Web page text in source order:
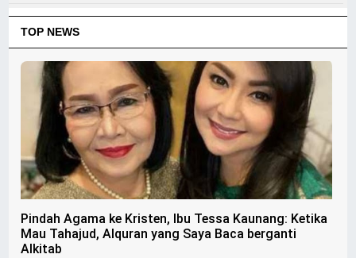
TOP NEWS
Pindah Agama ke Kristen, Ibu Tessa Kaunang: Ketika
Mau Tahajud, Alquran yang Saya Baca berganti
Alkitab